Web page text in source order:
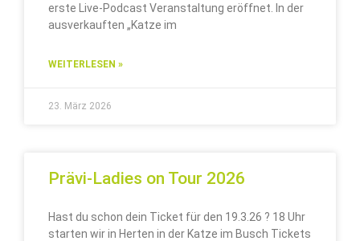
erste Live-Podcast Veranstaltung eröffnet. In der
ausverkauften „Katze im
WEITERLESEN »
23. März 2026
Prävi-Ladies on Tour 2026
Hast du schon dein Ticket für den 19.3.26 ? 18 Uhr
starten wir in Herten in der Katze im Busch Tickets